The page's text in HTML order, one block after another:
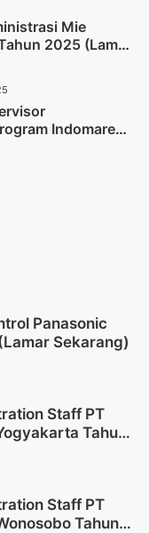
Mie
2025 (Lamar
Indomaret
Panasonic
Sekarang)
Staff PT
Tahun
Staff PT
Tahun